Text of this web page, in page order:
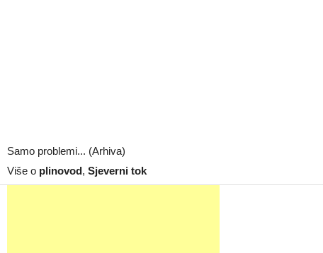
Samo problemi... (Arhiva)
Više o plinovod, Sjeverni tok